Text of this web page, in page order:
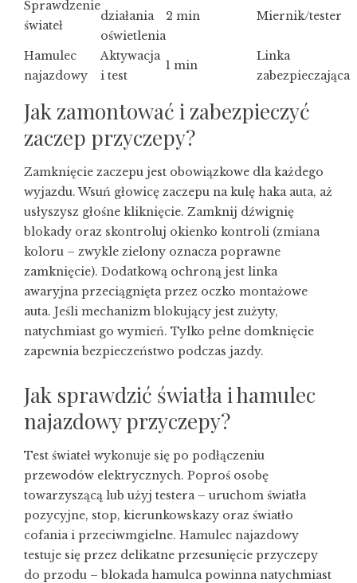
Sprawdzenie
świateł
działania
oświetlenia
2 min Miernik/tester
Hamulec
najazdowy
Aktywacja
i test
1 min
Linka
zabezpieczająca
Jak zamontować i zabezpieczyć
zaczep przyczepy?
Zamknięcie zaczepu jest obowiązkowe dla każdego
wyjazdu. Wsuń głowicę zaczepu na kulę haka auta, aż
usłyszysz głośne kliknięcie. Zamknij dźwignię
blokady oraz skontroluj okienko kontroli (zmiana
koloru – zwykle zielony oznacza poprawne
zamknięcie). Dodatkową ochroną jest linka
awaryjna przeciągnięta przez oczko montażowe
auta. Jeśli mechanizm blokujący jest zużyty,
natychmiast go wymień. Tylko pełne domknięcie
zapewnia bezpieczeństwo podczas jazdy.
Jak sprawdzić światła i hamulec
najazdowy przyczepy?
Test świateł wykonuje się po podłączeniu
przewodów elektrycznych. Poproś osobę
towarzyszącą lub użyj testera – uruchom światła
pozycyjne, stop, kierunkowskazy oraz światło
cofania i przeciwmgielne. Hamulec najazdowy
testuje się przez delikatne przesunięcie przyczepy
do przodu – blokada hamulca powinna natychmiast